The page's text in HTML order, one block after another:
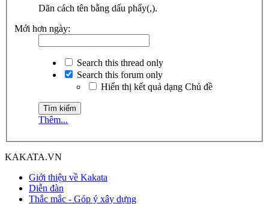
Dãn cách tên bằng dấu phẩy(,).
Mới hơn ngày:
Search this thread only
Search this forum only
Hiển thị kết quả dạng Chủ đề
Thêm...
KAKATA.VN
Giới thiệu về Kakata
Diễn đàn
Thắc mắc - Góp ý xây dựng